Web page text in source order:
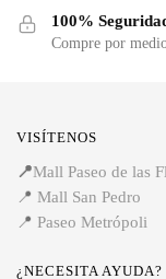
100%
Compre por
VISÍTENOS
📍Mall Paseo de las
📍 Mall San Pedro
📍 Paseo Metrópoli
¿NECESITA AYUDA?